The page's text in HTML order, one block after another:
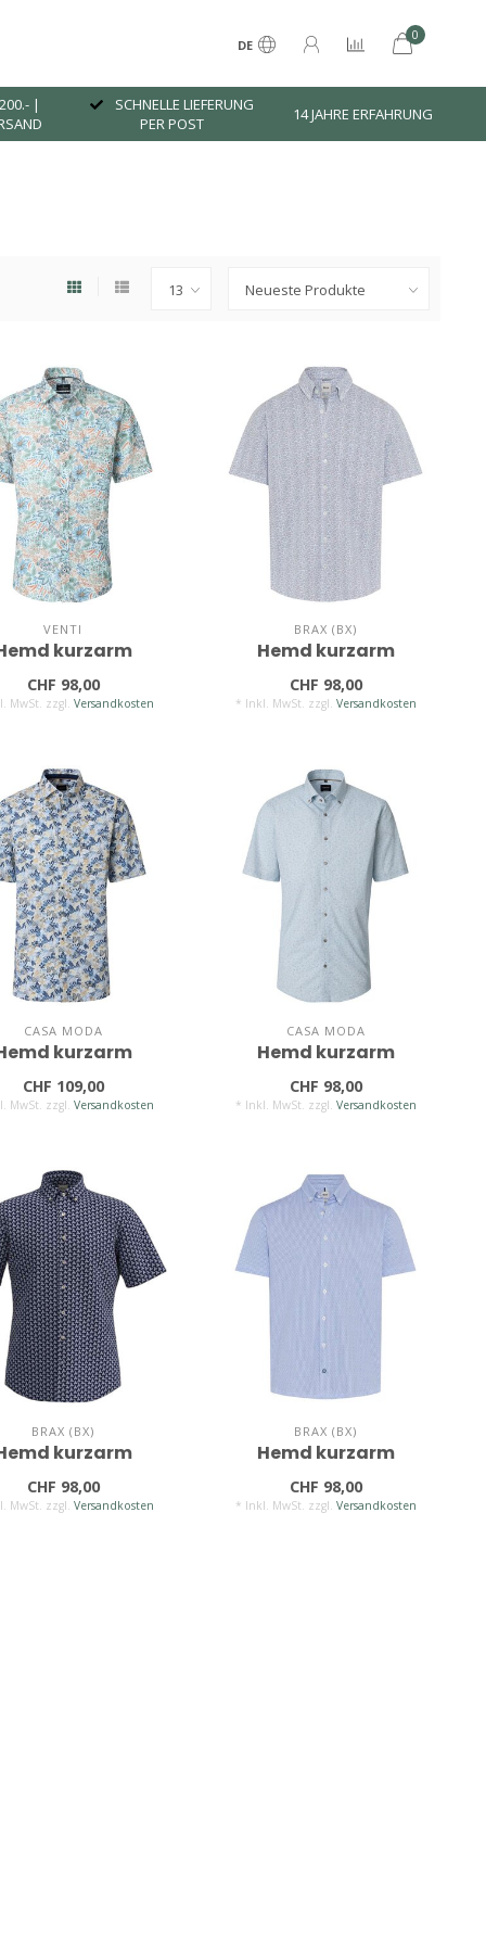
DE
0
|
SCHNELLE LIEFERUNG
PER POST
14 JAHRE ERFAHRUNG
VENTI
kurzarm
CHF 98,00
MwSt. zzgl. Versandkosten
BRAX (BX)
Hemd kurzarm
CHF 98,00
* Inkl. MwSt. zzgl. Versandkosten
CASA MODA
kurzarm
CHF 109,00
MwSt. zzgl. Versandkosten
CASA MODA
Hemd kurzarm
CHF 98,00
* Inkl. MwSt. zzgl. Versandkosten
BRAX (BX)
kurzarm
CHF 98,00
MwSt. zzgl. Versandkosten
BRAX (BX)
Hemd kurzarm
CHF 98,00
* Inkl. MwSt. zzgl. Versandkosten